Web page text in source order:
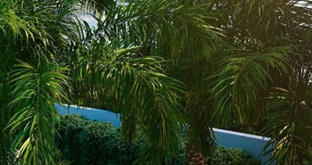
Calcule seu Poder de Compra
Comprar x Alugar
Correção do INCC
Simulador de Financiamento
Encontre um corretor